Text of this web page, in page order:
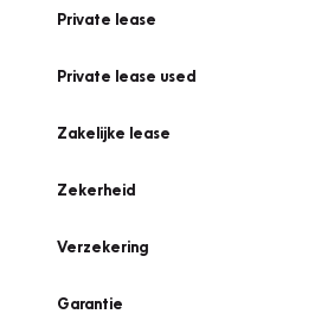
Private lease
Private lease used
Zakelijke lease
Zekerheid
Verzekering
Garantie